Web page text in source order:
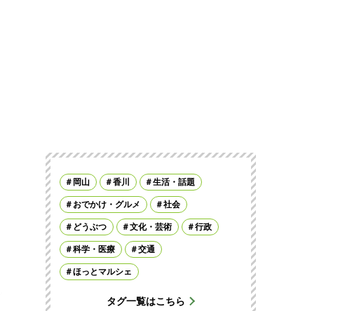
岡山 香川 生活・話題
おでかけ・グルメ 社会
どうぶつ 文化・芸術 行政
科学・医療 交通
ほっとマルシェ
タグ一覧はこちら